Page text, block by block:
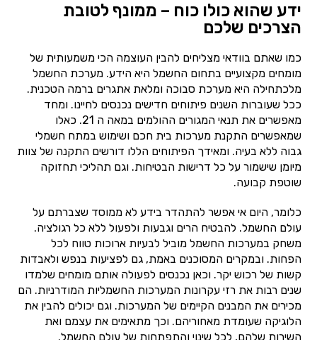
ידע שהוא כולו כוח – ממונף לטובת
הצרכים שלכם
כמו שאתם בוודאי מצליחים להבין העוצמה הכי משמעותית של
מומחים מקצועיים בתחום החשמל היא הידע. מערכת החשמל
מלכתחילה היא מערכת סבוכה ומלאת אתגרים ברמה הטכנית.
ככל שעוברות השנים פיתוחים חדישים נכנסים לחיינו. ומחד
מאפשרים את תנאי המגורים ההולמים במאה ה 21. כאלו
שמאפשרים התקנת מערכות בית חכם ושימוש במתח חשמלי
גבוה ללא בעיה. ומאידך הפיתוחים הללו דורשים התקנה של צוות
מיומן שישמור על כל דרישות הבטיחות. וגם תהליכי תחזוקה
שוטפת קבועה.
כלומר, היום אי אפשר להתהדר בידע לא ממוסד שצברתם על
עולם החשמל. להבטיח הרים וגבעות ולפעול ללא כל רגולציה.
משחק במערכות החשמל מוביל לבעיות ארוכות טווח לכל
הפחות. ובמקרים המסוכנים באמת, גם לפציעות בנפש ולאבדות
קשות של רכוש יקר. וכאן נכנסים לפעולה אותם מומחים שלמדו
שנים רבות את רזי עקרונות המערכות החשמליות המודרניות. הם
מכירים את המבנים הקיימים של המערכות. וגם יכולים להבין את
הלוגיקה שעומדת מאחוריהם. וכך מתאימים את עצמם ואת
השירות שלהם, לכל שינוי והתפתחות של עולם החשמל.